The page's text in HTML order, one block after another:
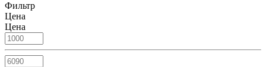
Фильтр
Цена
Цена